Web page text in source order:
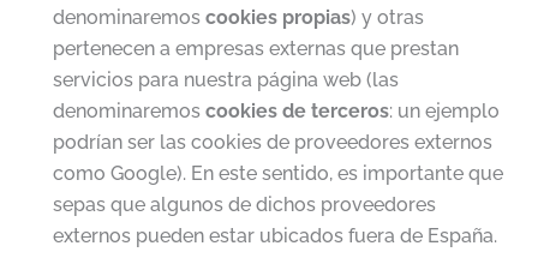
denominaremos cookies propias) y otras
pertenecen a empresas externas que prestan
servicios para nuestra página web (las
denominaremos cookies de terceros: un ejemplo
podrían ser las cookies de proveedores externos
como Google). En este sentido, es importante que
sepas que algunos de dichos proveedores
externos pueden estar ubicados fuera de España.